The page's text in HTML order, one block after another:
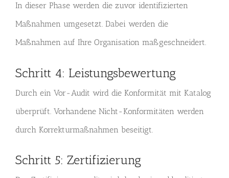
In dieser Phase werden die zuvor identifizierten
Maßnahmen umgesetzt. Dabei werden die
Maßnahmen auf Ihre Organisation maßgeschneidert.
Schritt 4: Leistungsbewertung
Durch ein Vor-Audit wird die Konformität mit Katalog
überprüft. Vorhandene Nicht-Konformitäten werden
durch Korrekturmaßnahmen beseitigt.
Schritt 5: Zertifizierung